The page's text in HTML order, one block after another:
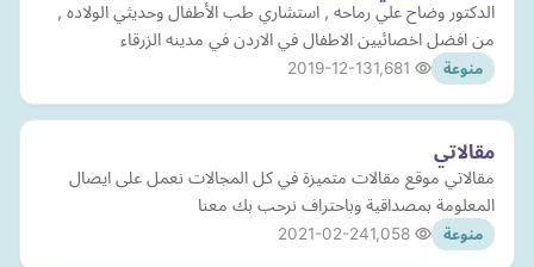
الدكتور وضاح علي رماحه , استشاري طب الأطفال وحديثي الولاده ,
من افضل اخصائيين الاطفال في الاردن في مدينه الزرقاء
منوعة 2019-12-13
مقالاتي
مقالاتي موقع مقالات متميزة في كل المجالات نعمل على ايصال
المعلومة بمصداقية وباحتراف نرحب بك معنا
منوعة 2021-02-24